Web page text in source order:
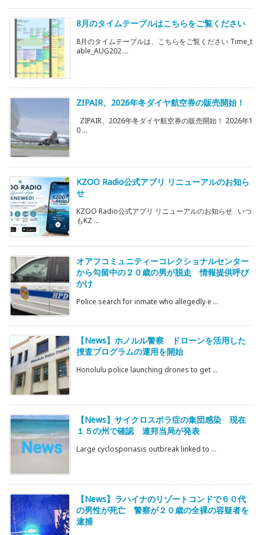
8月のタイムテーブルはこちらをご覧ください
8月のタイムテーブルは、こちらをご覧ください Time_t
able_AUG202 ...
ZIPAIR、2026年冬ダイヤ航空券の販売開始！
ZIPAIR、2026年冬ダイヤ航空券の販売開始！ 2026年1
0 ...
KZOO Radio公式アプリ リニューアルのお知ら
せ
KZOO Radio公式アプリ リニューアルのお知らせ いつ
もKZ ...
オアフコミュニティーコレクショナルセンター
から勾留中の２０歳の男が脱走 情報提供呼び
かけ
Police search for inmate who allegedly e ...
【News】ホノルル警察 ドローンを活用した
捜査プログラムの運用を開始
Honolulu police launching drones to get ...
【News】サイクロスポラ症の集団感染 現在
１５の州で確認 連邦当局が発表
Large cyclosporiasis outbreak linked to ...
【News】ラハイナのリゾートコンドで６０代
の男性が死亡 警察が２０歳の全裸の容疑者を
逮捕